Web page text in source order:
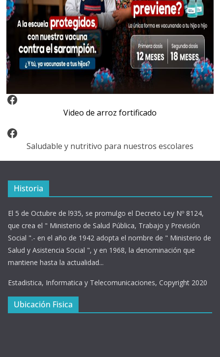
Video Arroz Fortificado
Video de arroz fortificado
Facebook
Saludable y nutritivo para nuestros escolares
Historia
El 5 de Octubre de l935, se promulgo el Decreto Ley Nº 8124,
que crea el " Ministerio de Salud Pública, Trabajo y Previsión
Social ".- en el año de 1942 adopta el nombre de " Ministerio de
Salud y Asistencia Social ", y en 1968, la denominación que
mantiene hasta la actualidad...
Estadistica, Informatica y Telecomunicaciones, Copyright 2020
Ubicación Fisica